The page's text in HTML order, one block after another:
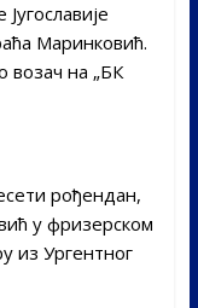
Маринковић.
возач на „БК
рођендан,
у фризерском
из Ургентног